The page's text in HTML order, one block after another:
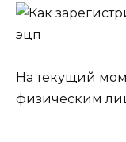
На текущий
физическим